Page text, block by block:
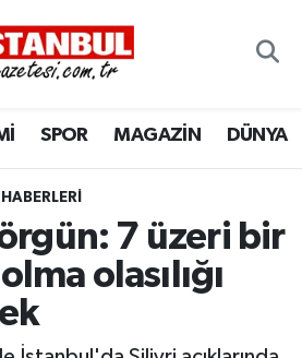
SPOR MAGAZİN DÜNYA
7 üzeri bir
olasılığı
Durumu ve Fikstür